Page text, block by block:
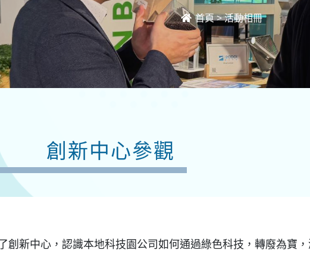
首頁>活動相冊
創新中心參觀
創新中心，認識本地科技園公司如何通過綠色科技，轉廢為寶